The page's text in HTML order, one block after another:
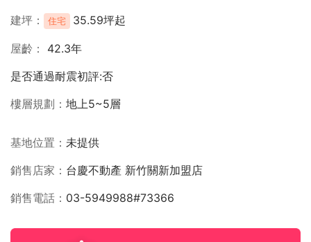
建坪
住宅 35.59坪起
屋齡
42.3年
是否通過耐震初評:否
樓層規劃
地上5~5層
基地位置
未提供
銷售店家
台慶不動產 新竹關新加盟店
銷售電話
03-5949988#73366